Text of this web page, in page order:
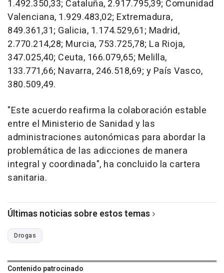
1.492.350,33; Cataluña, 2.917.795,39; Comunidad
Valenciana, 1.929.483,02; Extremadura,
849.361,31; Galicia, 1.174.529,61; Madrid,
2.770.214,28; Murcia, 753.725,78; La Rioja,
347.025,40; Ceuta, 166.079,65; Melilla,
133.771,66; Navarra, 246.518,69; y País Vasco,
380.509,49.
"Este acuerdo reafirma la colaboración estable
entre el Ministerio de Sanidad y las
administraciones autonómicas para abordar la
problemática de las adicciones de manera
integral y coordinada", ha concluido la cartera
sanitaria.
Últimas noticias sobre estos temas
Drogas
Contenido patrocinado